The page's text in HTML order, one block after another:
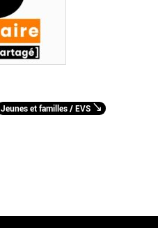
Jeunes et familles / EVS